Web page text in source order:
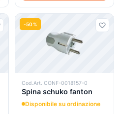
-50%
Cod.Art. CONF-0018157-0
Spina schuko fanton
Disponibile su ordinazione